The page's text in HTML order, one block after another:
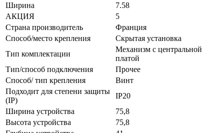
Ширина
7.58
АКЦИЯ
5
Страна производитель
Франция
Способ/место крепления
Скрытая установка
Тип комплектации
Механизм с центральной
платой
Тип/способ подключения
Прочее
Способ/ тип крепления
Винт
Подходит для степени защиты
(IP)
IP20
Ширина устройства
75,8
Высота устройства
75,8